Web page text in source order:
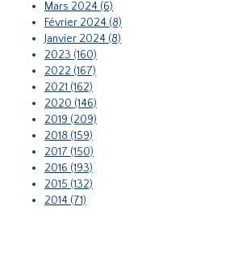
Mars 2024 (6)
Février 2024 (8)
Janvier 2024 (8)
2023 (160)
2022 (167)
2021 (162)
2020 (146)
2019 (209)
2018 (159)
2017 (150)
2016 (193)
2015 (132)
2014 (71)